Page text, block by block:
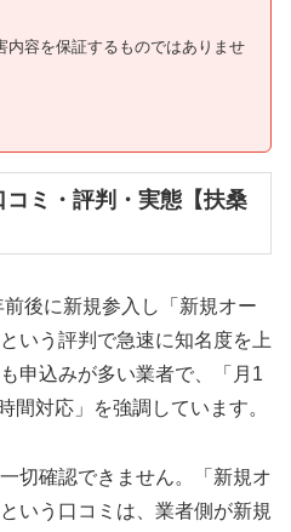
容を保証するものではありませ
ミ・評判・実態【扶桑
後に新規参入し「新規オー
いう評判で急速に知名度を上
申込みが多い業者で、「月1
間対応」を強調しています。
切確認できません。「新規オ
いう口コミは、業者側が新規